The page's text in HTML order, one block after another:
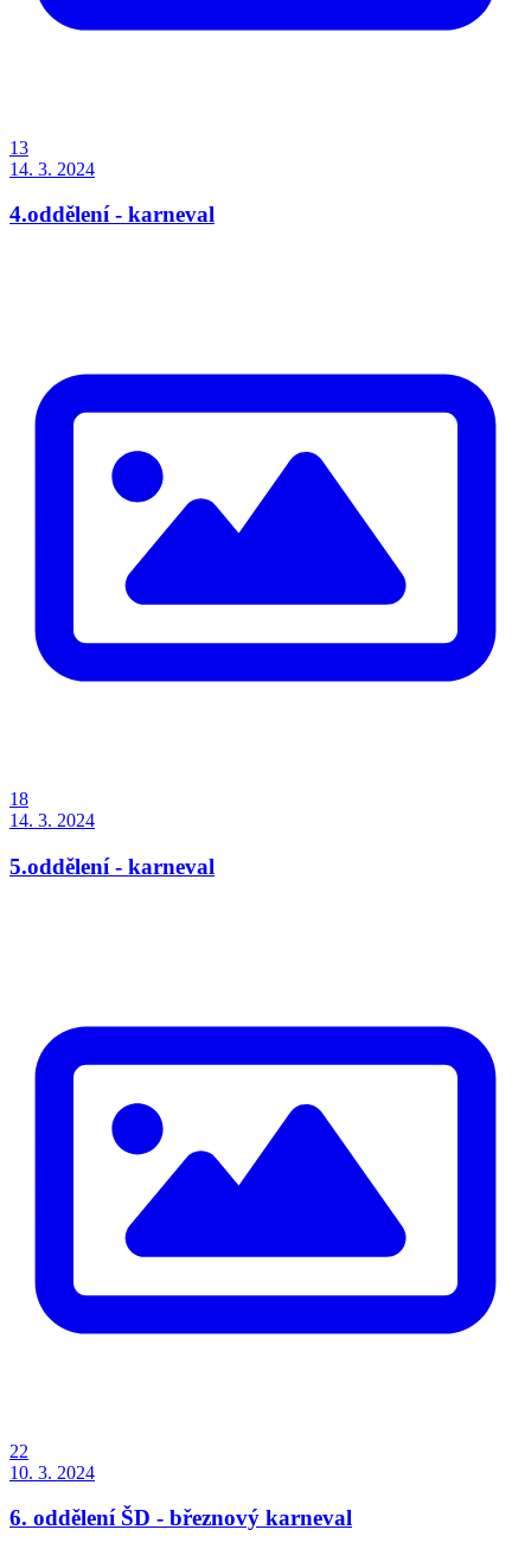
13
14. 3. 2024
4.oddělení - karneval
18
14. 3. 2024
5.oddělení - karneval
22
10. 3. 2024
6. oddělení ŠD - březnový karneval